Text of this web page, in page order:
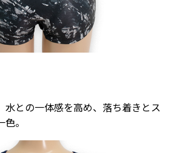
水との一体感を高め、落ち着きとス
。